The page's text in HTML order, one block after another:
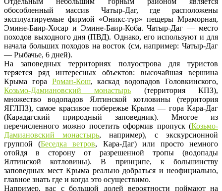
обособленный массив Чатыр-Даг, где расположены
эксплуатируемые фирмой «Оникс-тур» пещеры Мраморная,
Эмине-Баир-Хосар и Эмине-Баир-Коба. Чатыр-Даг — место
походов выходного дня (ПВД). Однако, его используют и для
начала больших походов на восток (см, например: Чатыр-Даг
— Рыбачье, 6 дней).
На заповедных территориях полуострова для туристов
теряется ряд интересных объектов: высочайшая вершина
Крыма гора Роман-Кош, каскад водопадов Головкинского,
Козьмо-Дамиановский монастырь (территория КПЗ),
множество водопадов Ялтинской котловины (территория
ЯГЛПЗ), самое красивое побережье Крыма — гора Кара-Даг
(Карадагский природный заповедник). Многое из
перечисленного можно посетить оформив пропуск (Козьмо-
Дамиановский монастырь, например), с экскурсионной
группой (Беседка ветров, Кара-Даг) или просто немного
отойдя в сторону от разрешенной тропы (водопады
Ялтинской котловины). В принципе, к большинству
заповедных мест Крыма реально добраться и неофициально,
главное знать где и когда это осуществимо.
Например, вас с большой долей вероятности поймают на